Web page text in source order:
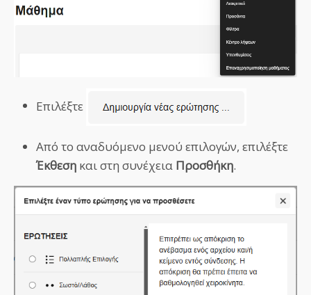
Επιλέξτε
Από το αναδυόμενο μενού επιλογών, επιλέξτε
Έκθεση και στη συνέχεια Προσθήκη.